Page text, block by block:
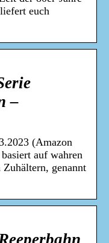
euch
–
(Amazon
auf wahren
genannt